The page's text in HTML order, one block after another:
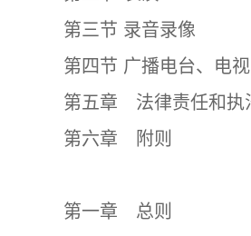
第三节 录音录像
第四节 广播电台、电视
第五章 法律责任和执
第六章 附则
第一章 总则